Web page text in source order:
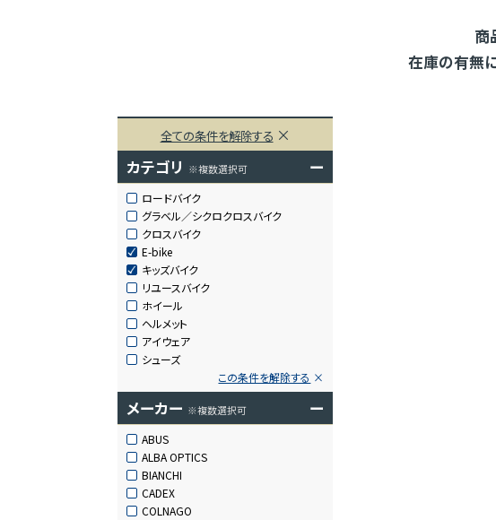
商
在庫の有無
全ての条件を解除する
カテゴリ ※複数選択可 ー
ロードバイク
グラベル／シクロクロスバイク
クロスバイク
E-bike
キッズバイク
リユースバイク
ホイール
ヘルメット
アイウェア
シューズ
この条件を解除する
メーカー ※複数選択可 ー
ABUS
ALBA OPTICS
BIANCHI
CADEX
COLNAGO